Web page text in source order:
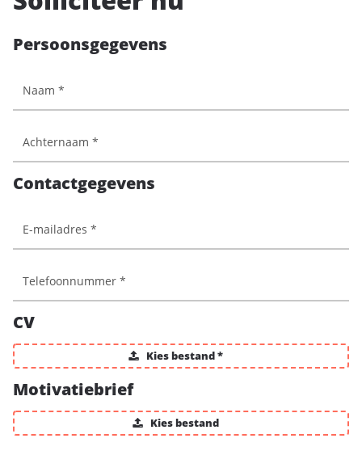
Persoonsgegevens
Contactgegevens
CV
Kies bestand *
Motivatiebrief
Kies bestand